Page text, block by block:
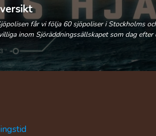
får vi följa 60 sjöpoliser i Stockholms
inom Sjöräddningssällskapet som dag